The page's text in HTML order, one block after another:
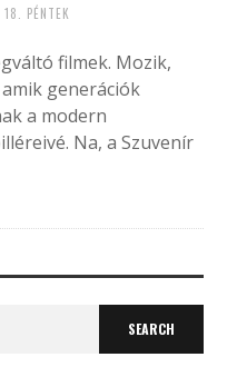
PÉNTEK
filmek. Mozik,
generációk
a modern
Na, a Szuvenír